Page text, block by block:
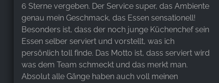
6 Sterne vergeben. Der Service super, das Ambiente
genau mein Geschmack, das Essen sensationell!
Besonders ist, dass der noch junge Küchenchef sein
Essen selber serviert und vorstellt, was ich
persönlich toll finde. Das Motto ist, dass serviert wird
was dem Team schmeckt und das merkt man.
Absolut alle Gänge haben auch voll meinen